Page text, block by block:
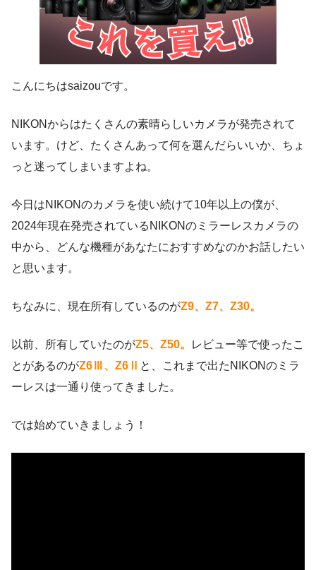
こんにちはsaizouです。
NIKONからはたくさんの素晴らしいカメラが発売されて
います。けど、たくさんあって何を選んだらいいか、ちょ
っと迷ってしまいますよね。
今日はNIKONのカメラを使い続けて10年以上の僕が、
2024年現在発売されているNIKONのミラーレスカメラの
中から、どんな機種があなたにおすすめなのかお話したい
と思います。
ちなみに、現在所有しているのがZ9、Z7、Z30。
以前、所有していたのがZ5、Z50。
レビュー等で使ったこ
とがあるのがZ6Ⅲ、Z6Ⅱ
と、これまで出たNIKONのミラ
ーレスは一通り使ってきました。
では始めていきましょう！